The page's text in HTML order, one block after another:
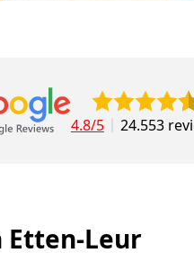
4.8/5 24.553
Etten-Leur